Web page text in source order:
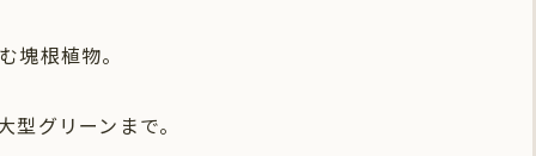
根植物。
グリーンまで。